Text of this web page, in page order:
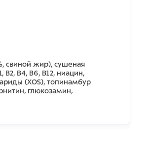
свиной жир), сушеная
В4, В6, В12, ниацин,
(ХOS), топинамбур
глюкозамин,